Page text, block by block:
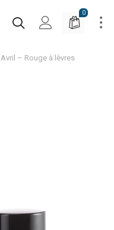
0
Avril – Rouge à lèvres